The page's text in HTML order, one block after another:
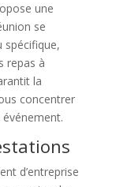
une
se
spécifique,
repas à
la
concentrer
d’entreprise